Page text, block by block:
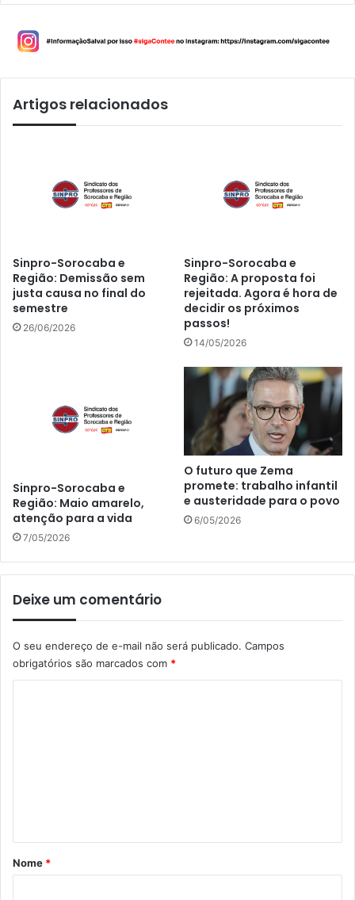
Artigos relacionados
Sinpro-Sorocaba e
Região: Demissão sem
justa causa no final do
semestre
26/06/2026
Sinpro-Sorocaba e
Região: A proposta foi
rejeitada. Agora é hora de
decidir os próximos
passos!
14/05/2026
Sinpro-Sorocaba e
Região: Maio amarelo,
atenção para a vida
7/05/2026
O futuro que Zema
promete: trabalho infantil
e austeridade para o povo
6/05/2026
Deixe um comentário
O seu endereço de e-mail não será publicado. Campos
obrigatórios são marcados com *
rNome *